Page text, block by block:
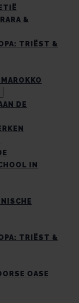
&
TRIËST &
DE
IN
TRIËST &
OASE